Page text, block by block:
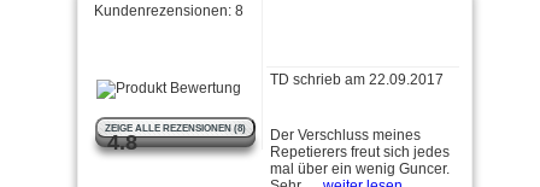
Kundenrezensionen: 8
4.8
ZEIGE ALLE REZENSIONEN (8)
mal über ein wenig Guncer.
Sehr …weiter lesen